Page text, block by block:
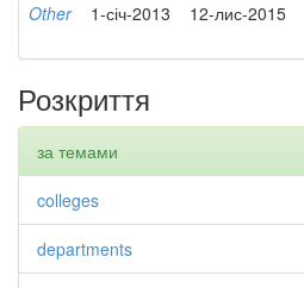
Other 1-січ-2013 12-лис-2015
Розкриття
за темами
colleges
departments